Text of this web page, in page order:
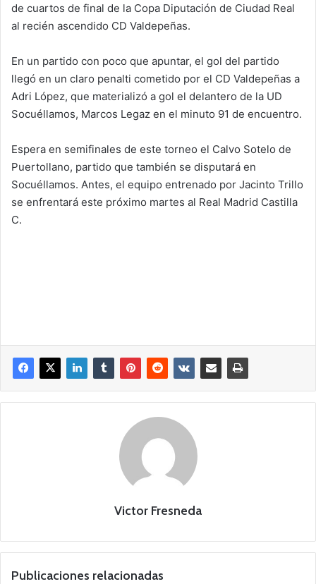
de cuartos de final de la Copa Diputación de Ciudad Real
al recién ascendido CD Valdepeñas.
En un partido con poco que apuntar, el gol del partido
llegó en un claro penalti cometido por el CD Valdepeñas a
Adri López, que materializó a gol el delantero de la UD
Socuéllamos, Marcos Legaz en el minuto 91 de encuentro.
Espera en semifinales de este torneo el Calvo Sotelo de
Puertollano, partido que también se disputará en
Socuéllamos. Antes, el equipo entrenado por Jacinto Trillo
se enfrentará este próximo martes al Real Madrid Castilla
C.
Victor Fresneda
Publicaciones relacionadas